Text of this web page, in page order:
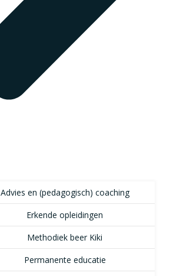
Advies en (pedagogisch) coaching
Erkende opleidingen
Methodiek beer Kiki
Permanente educatie